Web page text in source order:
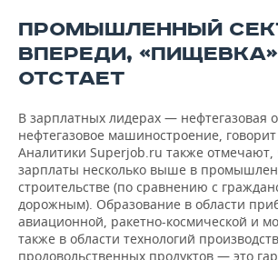
ПРОМЫШЛЕННЫЙ
ВПЕРЕДИ, «ПИЩЕВКА»
ОТСТАЕТ
В зарплатных лидерах — нефтегазовая
нефтегазовое машиностроение,
Аналитики Superjob.ru также отмечают,
зарплаты несколько выше в
строительстве (по сравнению с
дорожным). Образование в области
авиационной, ракетно-космической и
также в области технологий
продовольственных продуктов — это